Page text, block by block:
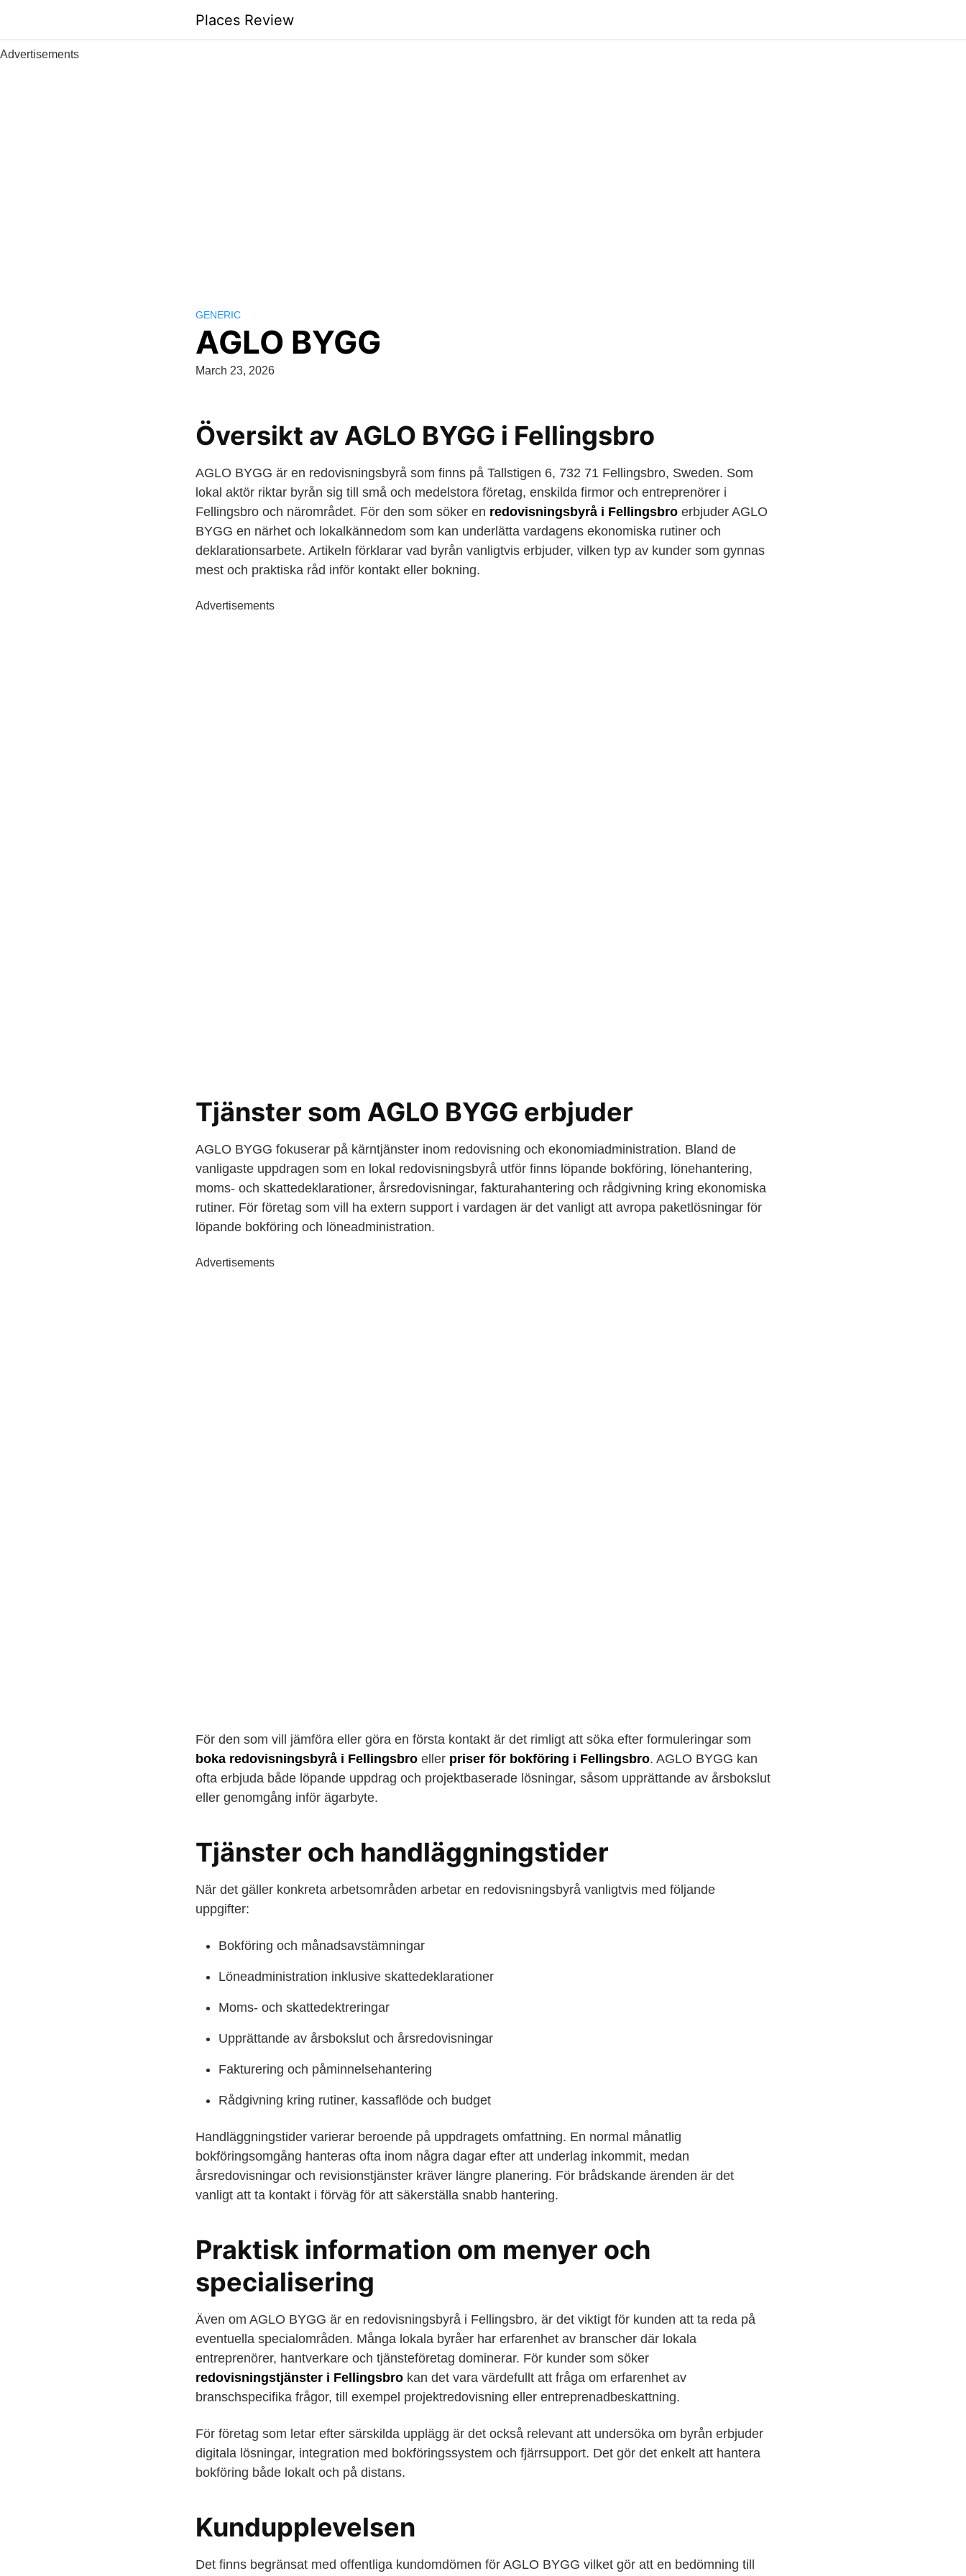
content
Places Review
Advertisements
GENERIC
AGLO BYGG
March 23, 2026
Översikt av AGLO BYGG i Fellingsbro
AGLO BYGG är en redovisningsbyrå som finns på Tallstigen 6, 732 71 Fellingsbro, Sweden. Som
lokal aktör riktar byrån sig till små och medelstora företag, enskilda firmor och entreprenörer i
Fellingsbro och närområdet. För den som söker en redovisningsbyrå i Fellingsbro erbjuder AGLO
BYGG en närhet och lokalkännedom som kan underlätta vardagens ekonomiska rutiner och
deklarationsarbete. Artikeln förklarar vad byrån vanligtvis erbjuder, vilken typ av kunder som gynnas
mest och praktiska råd inför kontakt eller bokning.
Advertisements
Tjänster som AGLO BYGG erbjuder
AGLO BYGG fokuserar på kärntjänster inom redovisning och ekonomiadministration. Bland de
vanligaste uppdragen som en lokal redovisningsbyrå utför finns löpande bokföring, lönehantering,
moms- och skattedeklarationer, årsredovisningar, fakturahantering och rådgivning kring ekonomiska
rutiner. För företag som vill ha extern support i vardagen är det vanligt att avropa paketlösningar för
löpande bokföring och löneadministration.
Advertisements
För den som vill jämföra eller göra en första kontakt är det rimligt att söka efter formuleringar som
boka redovisningsbyrå i Fellingsbro eller priser för bokföring i Fellingsbro. AGLO BYGG kan
ofta erbjuda både löpande uppdrag och projektbaserade lösningar, såsom upprättande av årsbokslut
eller genomgång inför ägarbyte.
Tjänster och handläggningstider
När det gäller konkreta arbetsområden arbetar en redovisningsbyrå vanligtvis med följande
uppgifter:
Bokföring och månadsavstämningar
Löneadministration inklusive skattedeklarationer
Moms- och skattedektreringar
Upprättande av årsbokslut och årsredovisningar
Fakturering och påminnelsehantering
Rådgivning kring rutiner, kassaflöde och budget
Handläggningstider varierar beroende på uppdragets omfattning. En normal månatlig
bokföringsomgång hanteras ofta inom några dagar efter att underlag inkommit, medan
årsredovisningar och revisionstjänster kräver längre planering. För brådskande ärenden är det
vanligt att ta kontakt i förväg för att säkerställa snabb hantering.
Praktisk information om menyer och
specialisering
Även om AGLO BYGG är en redovisningsbyrå i Fellingsbro, är det viktigt för kunden att ta reda på
eventuella specialområden. Många lokala byråer har erfarenhet av branscher där lokala
entreprenörer, hantverkare och tjänsteföretag dominerar. För kunder som söker
redovisningstjänster i Fellingsbro kan det vara värdefullt att fråga om erfarenhet av
branschspecifika frågor, till exempel projektredovisning eller entreprenadbeskattning.
För företag som letar efter särskilda upplägg är det också relevant att undersöka om byrån erbjuder
digitala lösningar, integration med bokföringssystem och fjärrsupport. Det gör det enkelt att hantera
bokföring både lokalt och på distans.
Kundupplevelsen
Det finns begränsat med offentliga kundomdömen för AGLO BYGG vilket gör att en bedömning till